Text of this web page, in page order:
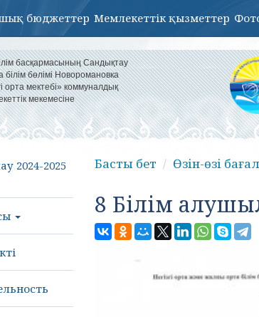
бюджеттер Мемлекеттік қызметтер
басқармасының Сандықтау
бөлімі Новоромановка
орта мектебі» коммуналдық
мекемесіне
2024-2025 Басты бет Өзін-өзі
8 Білім